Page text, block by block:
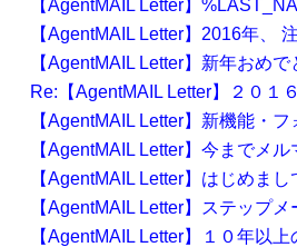
【AgentMAIL Letter】
【AgentMAIL Letter】2016年、
【AgentMAIL Letter】新年おめ
Re:【AgentMAIL Letter】２０１
【AgentMAIL Letter】新機能・
【AgentMAIL Letter】今までメ
【AgentMAIL Letter】はじめま
【AgentMAIL Letter】ステップ
【AgentMAIL Letter】１０年以